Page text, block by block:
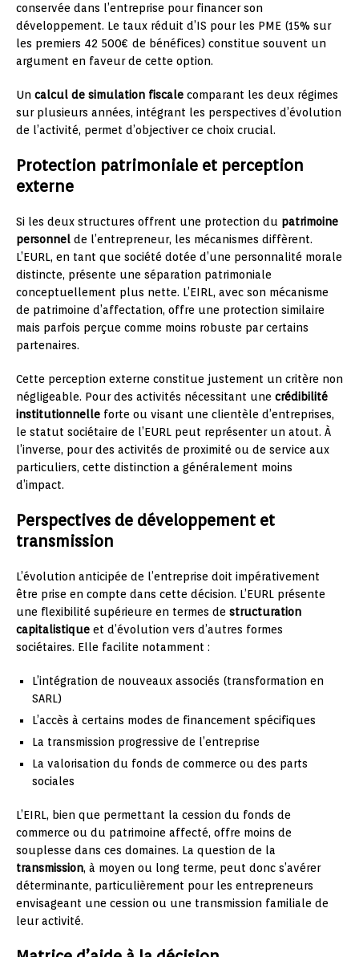
conservée dans l’entreprise pour financer son
développement. Le taux réduit d’IS pour les PME (15% sur
les premiers 42 500€ de bénéfices) constitue souvent un
argument en faveur de cette option.
Un calcul de simulation fiscale comparant les deux régimes
sur plusieurs années, intégrant les perspectives d’évolution
de l’activité, permet d’objectiver ce choix crucial.
Protection patrimoniale et perception
externe
Si les deux structures offrent une protection du patrimoine
personnel de l’entrepreneur, les mécanismes diffèrent.
L’EURL, en tant que société dotée d’une personnalité morale
distincte, présente une séparation patrimoniale
conceptuellement plus nette. L’EIRL, avec son mécanisme
de patrimoine d’affectation, offre une protection similaire
mais parfois perçue comme moins robuste par certains
partenaires.
Cette perception externe constitue justement un critère non
négligeable. Pour des activités nécessitant une crédibilité
institutionnelle forte ou visant une clientèle d’entreprises,
le statut sociétaire de l’EURL peut représenter un atout. À
l’inverse, pour des activités de proximité ou de service aux
particuliers, cette distinction a généralement moins
d’impact.
Perspectives de développement et
transmission
L’évolution anticipée de l’entreprise doit impérativement
être prise en compte dans cette décision. L’EURL présente
une flexibilité supérieure en termes de structuration
capitalistique et d’évolution vers d’autres formes
sociétaires. Elle facilite notamment :
L’intégration de nouveaux associés (transformation en
SARL)
L’accès à certains modes de financement spécifiques
La transmission progressive de l’entreprise
La valorisation du fonds de commerce ou des parts
sociales
L’EIRL, bien que permettant la cession du fonds de
commerce ou du patrimoine affecté, offre moins de
souplesse dans ces domaines. La question de la
transmission, à moyen ou long terme, peut donc s’avérer
déterminante, particulièrement pour les entrepreneurs
envisageant une cession ou une transmission familiale de
leur activité.